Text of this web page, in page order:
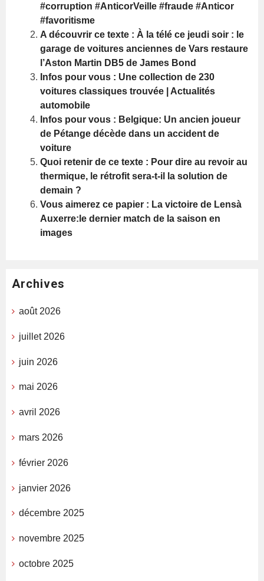
#corruption #AnticorVeille #fraude #Anticor
#favoritisme
A découvrir ce texte : À la télé ce jeudi soir : le
garage de voitures anciennes de Vars restaure
l’Aston Martin DB5 de James Bond
Infos pour vous : Une collection de 230
voitures classiques trouvée | Actualités
automobile
Infos pour vous : Belgique: Un ancien joueur
de Pétange décède dans un accident de
voiture
Quoi retenir de ce texte : Pour dire au revoir au
thermique, le rétrofit sera-t-il la solution de
demain ?
Vous aimerez ce papier : La victoire de Lensà
Auxerre:le dernier match de la saison en
images
Archives
août 2026
juillet 2026
juin 2026
mai 2026
avril 2026
mars 2026
février 2026
janvier 2026
décembre 2025
novembre 2025
octobre 2025